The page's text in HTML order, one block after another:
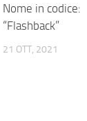
Nome in codice:
“Flashback”
21 OTT, 2021